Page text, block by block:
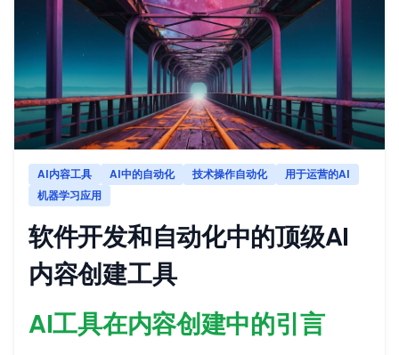
AI内容工具 AI中的自动化 技术操作自动化
用于运营的AI
机器学习应用
软件开发和自动化中的顶级AI
内容创建工具
AI工具在内容创建中的引言